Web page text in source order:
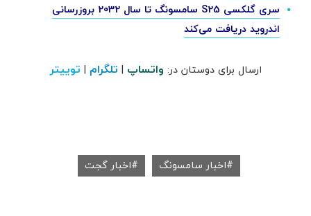
سری گلکسی S25 سامسونگ تا سال 2032 بروزرسانی
اندروید دریافت می‌کند
ارسال برای دوستان در: واتساپ | تلگرام | توییتر
اخبار سامسونگ اخبار گجت